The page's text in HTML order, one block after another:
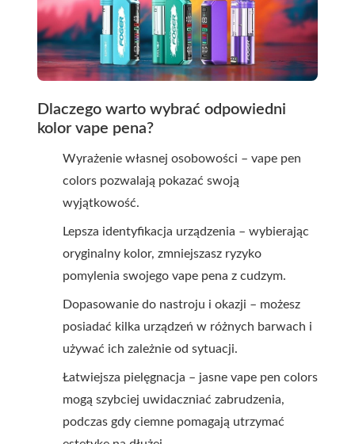
Dlaczego warto wybrać odpowiedni
kolor vape pena?
Wyrażenie własnej osobowości – vape pen
colors pozwalają pokazać swoją
wyjątkowość.
Lepsza identyfikacja urządzenia – wybierając
oryginalny kolor, zmniejszasz ryzyko
pomylenia swojego vape pena z cudzym.
Dopasowanie do nastroju i okazji – możesz
posiadać kilka urządzeń w różnych barwach i
używać ich zależnie od sytuacji.
Łatwiejsza pielęgnacja – jasne vape pen colors
mogą szybciej uwidaczniać zabrudzenia,
podczas gdy ciemne pomagają utrzymać